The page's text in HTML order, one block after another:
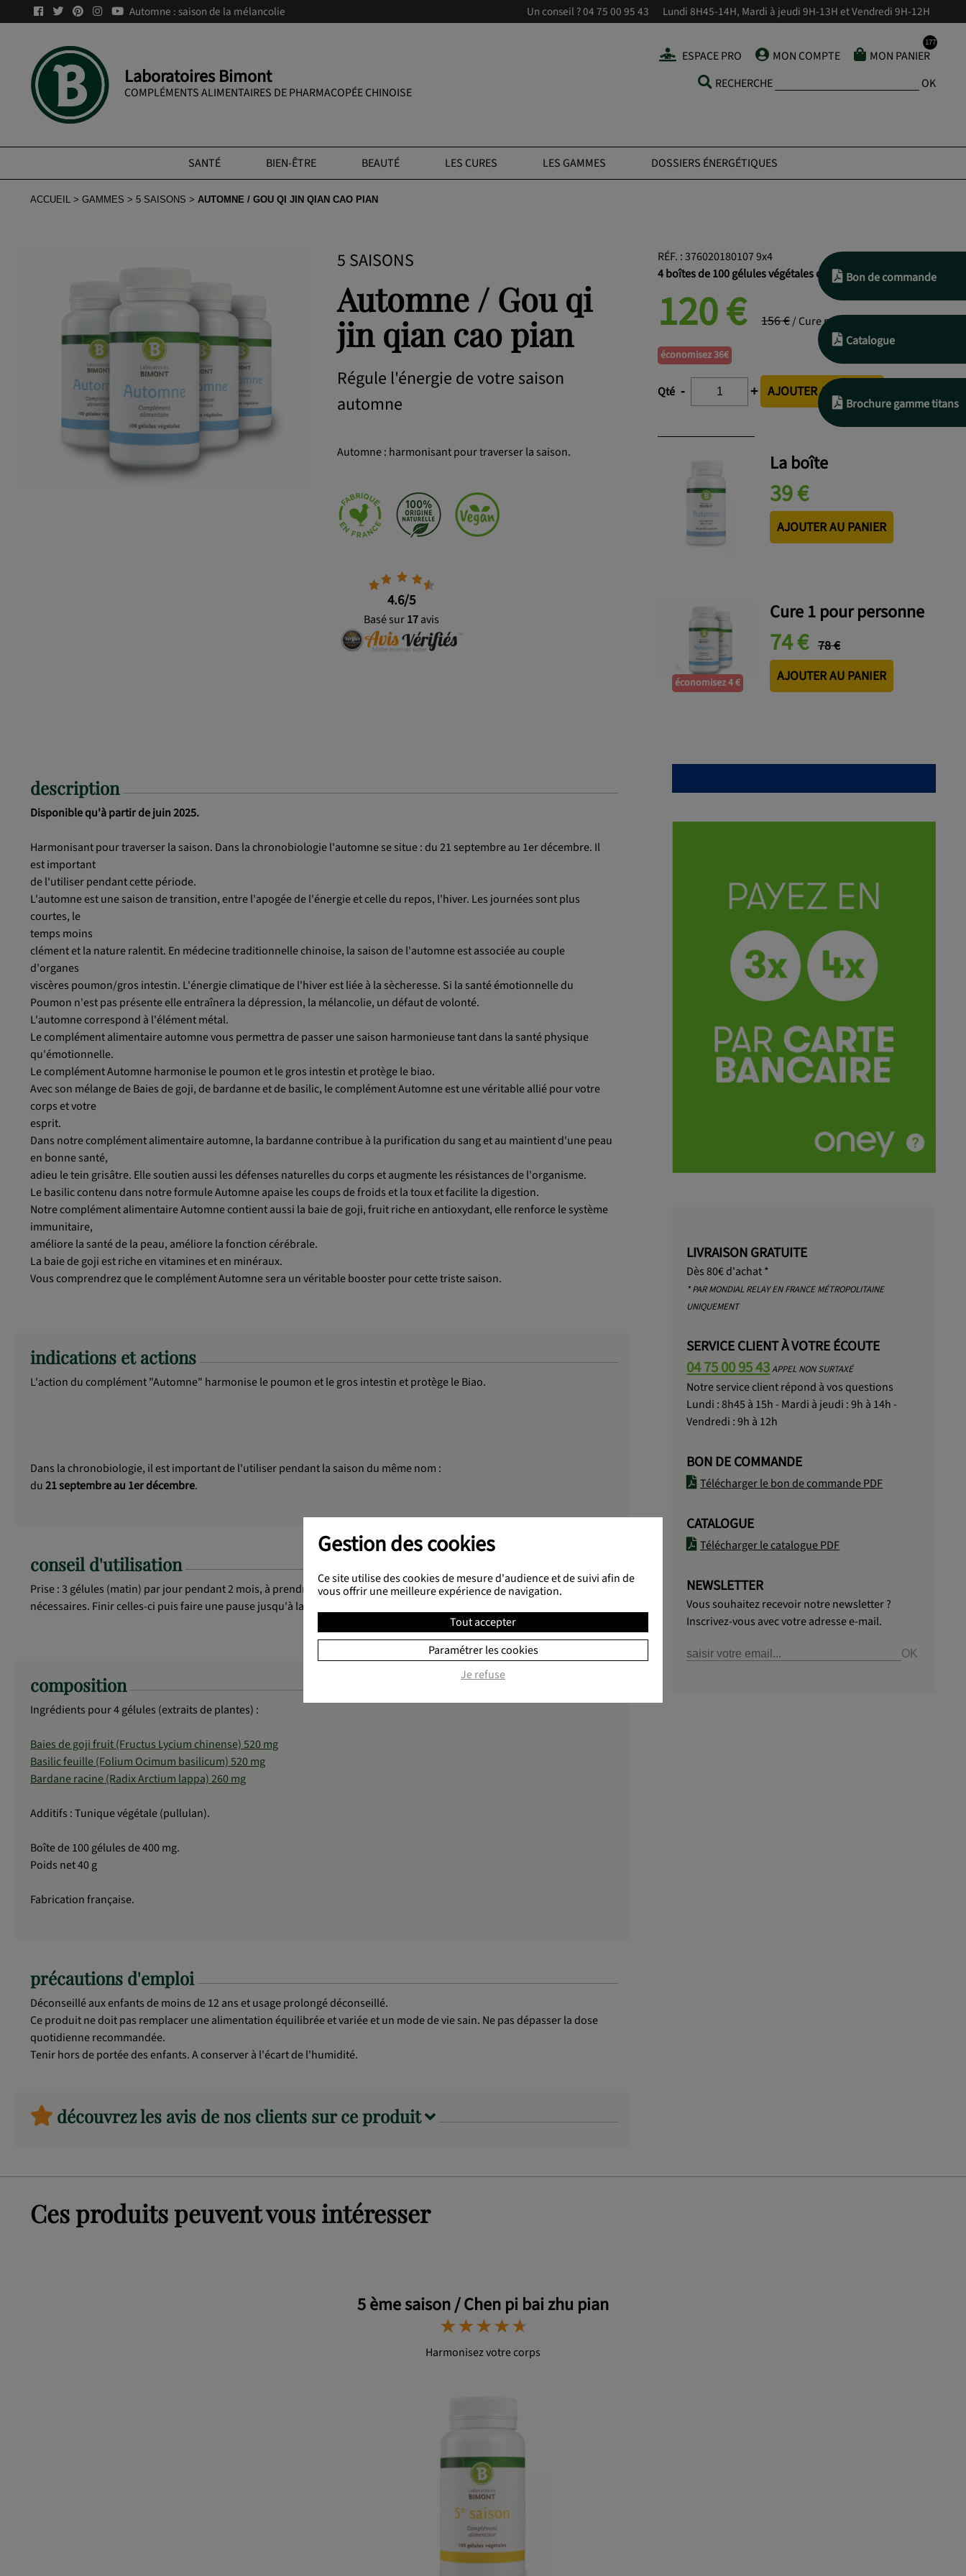
Automne : saison de la mélancolie Un conseil ?04 75 00 95 43 Lundi 8H45-14H, Mardi à jeudi 9H-13H et Vendredi 9H-12H
Laboratoires Bimont
COMPLÉMENTS ALIMENTAIRES DE PHARMACOPÉE CHINOISE
ESPACE PRO MON COMPTE
MON PANIER
RECHERCHE
OK
SANTÉ BIEN-ÊTRE BEAUTÉ LES CURES LES GAMMES DOSSIERS ÉNERGÉTIQUES
ACCUEIL GAMMES 5 SAISONS AUTOMNE / GOU QI JIN QIAN CAO PIAN
5 SAISONS
Automne / Gou qi
jin qian cao pian
Régule l'énergie de votre saison
automne
Automne : harmonisant pour traverser la saison.
4.6/5
Basé sur17avis
RÉF. :376020180107 9x4
4 boîtes de 100 gélules végétales de 400 mg
120€ 156 €/ Cure pour 2 personnes
économisez 36€
Qté - + AJOUTER AU PANIER
La boîte
39 €
AJOUTER AU PANIER
économisez 4 €
Cure 1 pour personne
74 € 78 €
AJOUTER AU PANIER
description
Disponible qu'à partir de juin 2025.
Harmonisant pour traverser la saison. Dans la chronobiologie l'automne se situe : du 21 septembre au 1er décembre. Il
est important
de l'utiliser pendant cette période.
L'automne est une saison de transition, entre l'apogée de l'énergie et celle du repos, l'hiver. Les journées sont plus
courtes, le
temps moins
clément et la nature ralentit. En médecine traditionnelle chinoise, la saison de l'automne est associée au couple
d'organes
viscères poumon/gros intestin. L'énergie climatique de l'hiver est liée à la sècheresse. Si la santé émotionnelle du
Poumon n'est pas présente elle entraînera la dépression, la mélancolie, un défaut de volonté.
L'automne correspond à l'élément métal.
Le complément alimentaire automne vous permettra de passer une saison harmonieuse tant dans la santé physique
qu'émotionnelle.
Le complément Automne harmonise le poumon et le gros intestin et protège le biao.
Avec son mélange de Baies de goji, de bardanne et de basilic, le complément Automne est une véritable allié pour votre
corps et votre
esprit.
Dans notre complément alimentaire automne, la bardanne contribue à la purification du sang et au maintient d'une peau
en bonne santé,
adieu le tein grisâtre. Elle soutien aussi les défenses naturelles du corps et augmente les résistances de l'organisme.
Le basilic contenu dans notre formule Automne apaise les coups de froids et la toux et facilite la digestion.
Notre complément alimentaire Automne contient aussi la baie de goji, fruit riche en antioxydant, elle renforce le système
immunitaire,
améliore la santé de la peau, améliore la fonction cérébrale.
La baie de goji est riche en vitamines et en minéraux.
Vous comprendrez que le complément Automne sera un véritable booster pour cette triste saison.
indications et actions
L'action du complément "Automne" harmonise le poumon et le gros intestin et protège le Biao.
Dans la chronobiologie, il est important de l'utiliser pendant la saison du même nom :
du21 septembre au 1er décembre.
conseil d'utilisation
Prise : 3 gélules (matin) par jour pendant 2 mois, à prendre à partir du 21 septembre. Pour faire la cure 2 boites sont
nécessaires. Finir celles-ci puis faire une pause jusqu'à la 5ème saison (1er déc au 21 déc)
composition
Ingrédients pour 4 gélules (extraits de plantes) :
Baies de goji fruit (Fructus Lycium chinense) 520 mg
Basilic feuille (Folium Ocimum basilicum) 520 mg
Bardane racine (Radix Arctium lappa) 260 mg
Additifs : Tunique végétale (pullulan).
Boîte de 100 gélules de 400 mg.
Poids net 40 g
Fabrication française.
précautions d'emploi
Déconseillé aux enfants de moins de 12 ans et usage prolongé déconseillé.
Ce produit ne doit pas remplacer une alimentation équilibrée et variée et un mode de vie sain. Ne pas dépasser la dose
quotidienne recommandée.
Tenir hors de portée des enfants. A conserver à l'écart de l'humidité.
découvrez les avis de nos clients sur ce produit
LIVRAISON GRATUITE
Dès 80€ d'achat *
* PAR MONDIAL RELAY EN FRANCE MÉTROPOLITAINE
UNIQUEMENT
SERVICE CLIENT À VOTRE ÉCOUTE
04 75 00 95 43APPEL NON SURTAXÉ
Notre service client répond à vos questions
Lundi : 8h45 à 15h - Mardi à jeudi : 9h à 14h -
Vendredi : 9h à 12h
BON DE COMMANDE
Télécharger le bon de commande PDF
CATALOGUE
Télécharger le catalogue PDF
NEWSLETTER
Vous souhaitez recevoir notre newsletter ?
Inscrivez-vous avec votre adresse e-mail.
Ces produits peuvent vous intéresser
5 ème saison / Chen pi bai zhu pian
⋆⋆⋆⋆⋆
⋆⋆⋆⋆⋆
Harmonisez votre corps
Bon de commande
Catalogue
Brochure gamme titans
Gestion des cookies
Ce site utilise des cookies de mesure d'audience et de suivi afin de
vous offrir une meilleure expérience de navigation.
Tout accepter
Paramétrer les cookies
Je refuse